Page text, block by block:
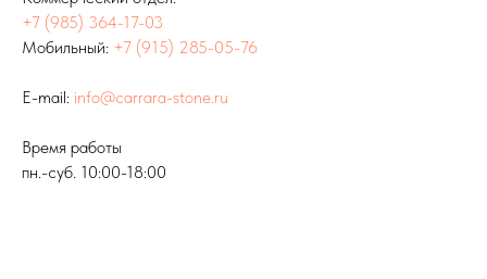
+7 (985) 364-17-03
Мобильный: +7 (915) 285-05-76
E-mail: info@carrara-stone.ru
Время работы
пн.-суб. 10:00-18:00